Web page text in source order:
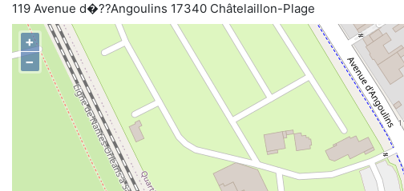
119 Avenue d�??Angoulins 17340 Châtelaillon-Plage
+
−